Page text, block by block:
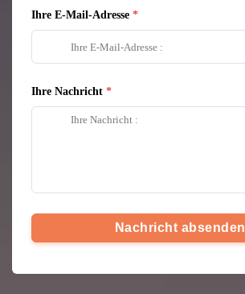
Ihre E-Mail-Adresse
Ihre Nachricht
Nachricht absenden